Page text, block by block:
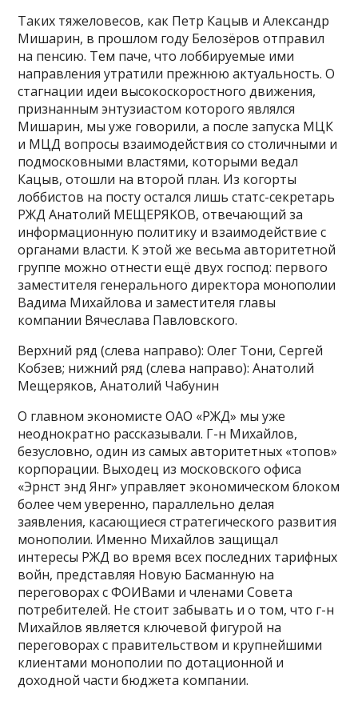
Таких тяжеловесов, как Петр Кацыв и Александр
Мишарин, в прошлом году Белозёров отправил
на пенсию. Тем паче, что лоббируемые ими
направления утратили прежнюю актуальность. О
стагнации идеи высокоскоростного движения,
признанным энтузиастом которого являлся
Мишарин, мы уже говорили, а после запуска МЦК
и МЦД вопросы взаимодействия со столичными и
подмосковными властями, которыми ведал
Кацыв, отошли на второй план. Из когорты
лоббистов на посту остался лишь статс-секретарь
РЖД Анатолий МЕЩЕРЯКОВ, отвечающий за
информационную политику и взаимодействие с
органами власти. К этой же весьма авторитетной
группе можно отнести ещё двух господ: первого
заместителя генерального директора монополии
Вадима Михайлова и заместителя главы
компании Вячеслава Павловского.
Верхний ряд (слева направо): Олег Тони, Сергей
Кобзев; нижний ряд (слева направо): Анатолий
Мещеряков, Анатолий Чабунин
О главном экономисте ОАО «РЖД» мы уже
неоднократно рассказывали. Г-н Михайлов,
безусловно, один из самых авторитетных «топов»
корпорации. Выходец из московского офиса
«Эрнст энд Янг» управляет экономическом блоком
более чем уверенно, параллельно делая
заявления, касающиеся стратегического развития
монополии. Именно Михайлов защищал
интересы РЖД во время всех последних тарифных
войн, представляя Новую Басманную на
переговорах с ФОИВами и членами Совета
потребителей. Не стоит забывать и о том, что г-н
Михайлов является ключевой фигурой на
переговорах с правительством и крупнейшими
клиентами монополии по дотационной и
доходной части бюджета компании.